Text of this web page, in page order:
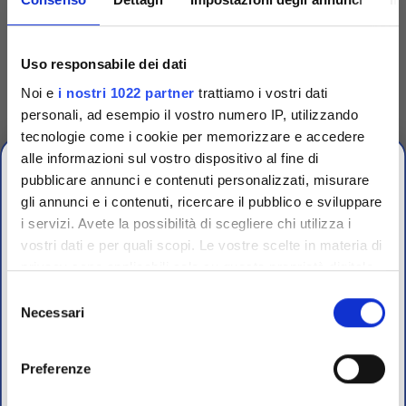
Uso responsabile dei dati
Noi e i nostri 1022 partner trattiamo i vostri dati
personali, ad esempio il vostro numero IP, utilizzando
tecnologie come i cookie per memorizzare e accedere
alle informazioni sul vostro dispositivo al fine di
pubblicare annunci e contenuti personalizzati, misurare
gli annunci e i contenuti, ricercare il pubblico e sviluppare
i servizi. Avete la possibilità di scegliere chi utilizza i
vostri dati e per quali scopi. Le vostre scelte in materia di
privacy sono applicabili solo su questa proprietà digitale
modificare o revocare il proprio consenso in qualsiasi
momento dalla Dichiarazione sui cookie o facendo clic
delNecessari
Preferenze
CodiceTRG90001
dischetti
Dispenser singolo in plastica
per espellere uno a uno i
dischetti dalle cartucce.
Accedi Per visualizzare
prezzi e schede tecniche
OFFERTE PROMO
Scopri le migliori offerte del momento su molti dei